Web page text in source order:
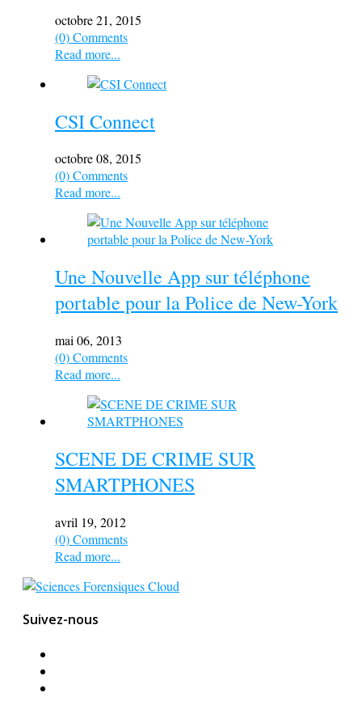
octobre 21, 2015
(0) Comments
Read more...
CSI Connect
octobre 08, 2015
(0) Comments
Read more...
Une Nouvelle App sur téléphone
portable pour la Police de New-York
mai 06, 2013
(0) Comments
Read more...
SCENE DE CRIME SUR
SMARTPHONES
avril 19, 2012
(0) Comments
Read more...
Suivez-nous